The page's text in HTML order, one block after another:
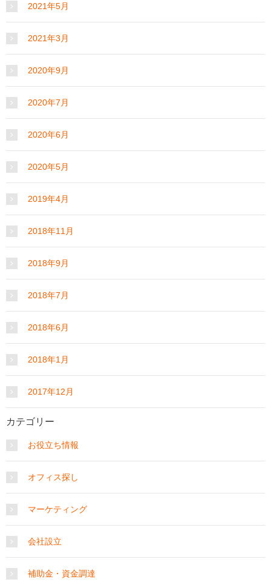
2021年5月
2021年3月
2020年9月
2020年7月
2020年6月
2020年5月
2019年4月
2018年11月
2018年9月
2018年7月
2018年6月
2018年1月
2017年12月
カテゴリー
お役立ち情報
オフィス探し
マーケティング
会社設立
補助金・資金調達